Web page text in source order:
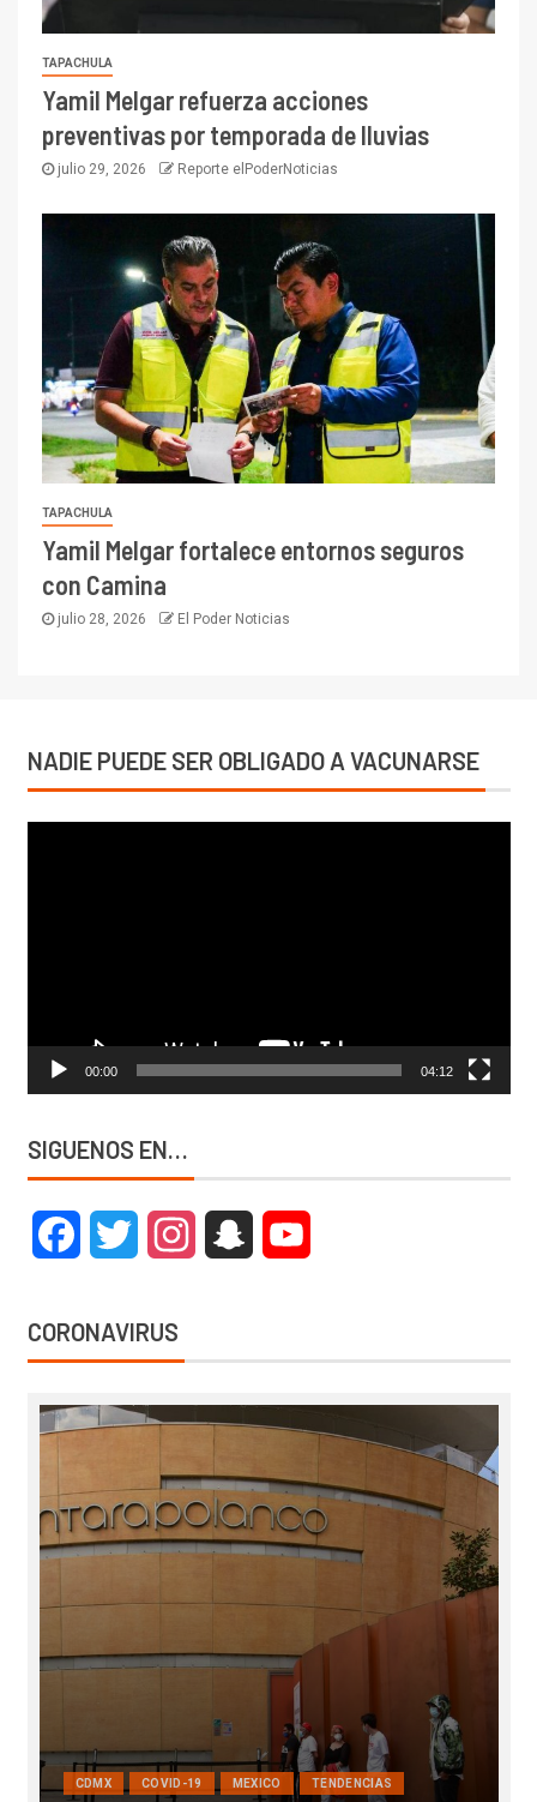
TAPACHULA
Yamil Melgar refuerza acciones
preventivas por temporada de lluvias
julio 29, 2026 Reporte elPoderNoticias
TAPACHULA
Yamil Melgar fortalece entornos seguros
con Camina
julio 28, 2026 El Poder Noticias
NADIE PUEDE SER OBLIGADO A VACUNARSE
00:00 04:12
SIGUENOS EN…
FacebookTwitter InstagramSnapchat
CORONAVIRUS
COVID-19 INTERNACIONAL MEXICO SALUD